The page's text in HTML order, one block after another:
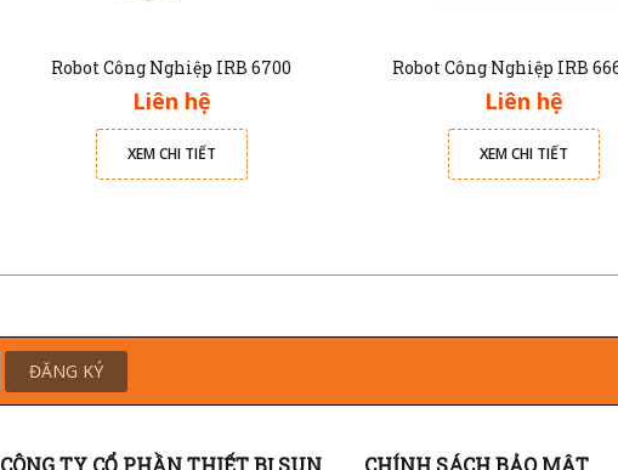
Robot Công Nghiệp IRB 6700
Liên hệ
XEM CHI TIẾT
Robot Công Nghiệp IRB
Liên hệ
XEM CHI TIẾT
ĐĂNG KÝ
CÔNG TY CỔ PHẦN THIẾT BỊ SUN CHÍNH SÁCH BẢO MẬT